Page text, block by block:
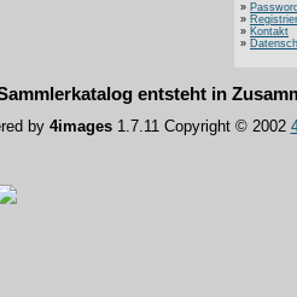
»
»
» Kontakt
»
entsteht in
by 4images1.7.11 Copyright © 2002